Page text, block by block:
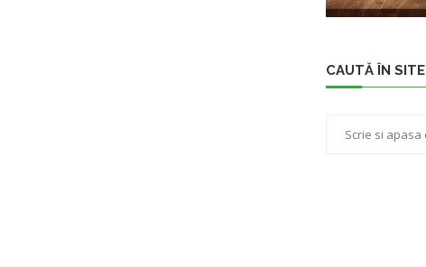
CAUTĂ ÎN SITE